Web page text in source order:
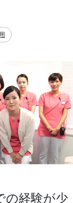
の経験が少